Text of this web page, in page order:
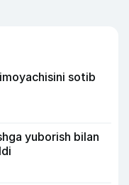
sotib
yuborish bilan